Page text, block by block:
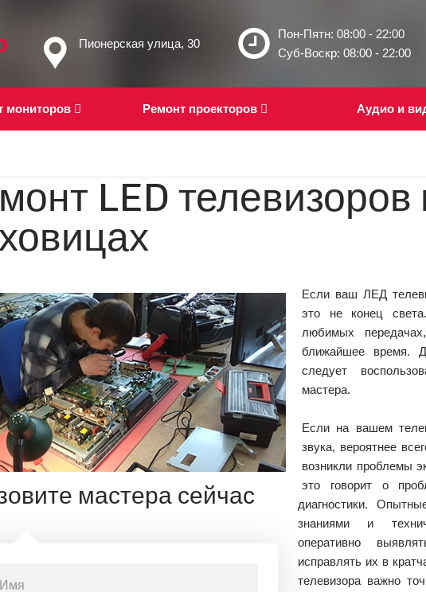
Пионерская улица, 30
Пон-Пятн: 08:00 - 22:00
Суб-Воскр: 08:00 - 22:00
мониторов Ремонт проекторов Аудио и
LED телевизоров
мастера сейчас
Если ваш ЛЕД
это не конец
любимых
ближайшее время.
следует
мастера.
Если на вашем
звука, вероятнее
возникли проблемы
это говорит о
диагностики.
знаниями и
оперативно
исправлять их в
телевизора важно